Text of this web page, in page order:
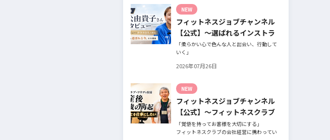
今の仕事や環境を変えたい！とお悩みの方、
必見です！
NEW
フィットネスジョブチャンネル
【公式】～選ばれるインストラ
クターになるには～
「柔らかい心で色んな人と出会い、行動して
いく」
ったことに挑戦したり、周囲のすすめに素直
そんな風に自分だけでは思いつかないことを
行動に移してきた結果が、今に繋がっている
とお話してくださったヨガ講師の若松由貴子
さん。選ばれるインストラクターになるため
に若松さんが取られた行動とは？
2026年07月26日
NEW
フィットネスジョブチャンネル
【公式】～フィットネスクラブ
役員時代の倒産を経て開業・独
立～
「覚悟を持ってお客様を大切にする」
フィットネスクラブの会社経営に携わってい